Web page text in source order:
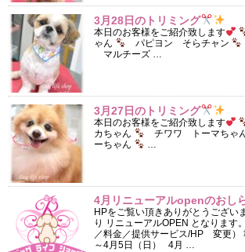
3月28日のトリミング
本日のお客様をご紹介致します
ゃん
パピヨン そらチャン
マルチーズ …
3月27日のトリミング
本日のお客様をご紹介致します
カちゃん
チワワ トーマちゃ
ーちゃん
…
4月リニューアルopenのおし
HPをご覧い頂きありがとうござい
り リニューアルOPEN となります
／料金／提供サービス/HP 変更）
～4月5日（日） 4月 …